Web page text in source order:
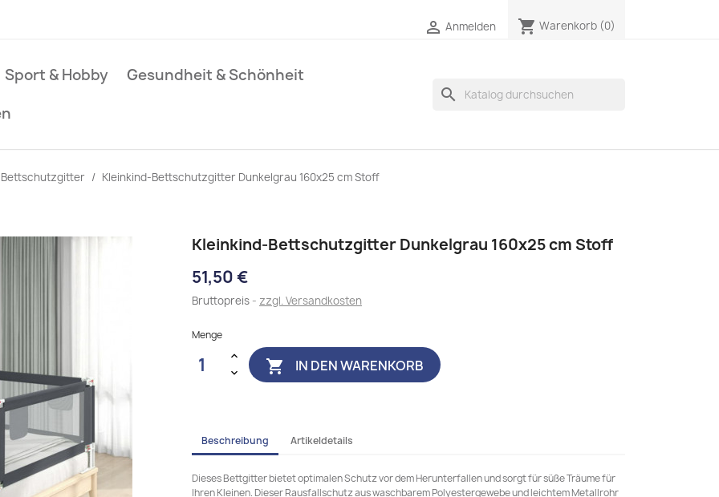
 Anmelden shopping_cart Warenkorb (0)
Sport & Hobby
Gesundheit & Schönheit
search
Kleinkind-Bettschutzgitter Dunkelgrau 160x25 cm Stoff
Kleinkind-Bettschutzgitter Dunkelgrau 160x25 cm Stoff
51,50 €
Bruttopreis zzgl. Versandkosten
Menge
 IN DEN WARENKORB
Beschreibung Artikeldetails
Dieses Bettgitter bietet optimalen Schutz vor dem Herunterfallen und sorgt für süße Träume für
Ihren Kleinen. Dieser Rausfallschutz aus waschbarem Polyestergewebe und leichtem Metallrohr